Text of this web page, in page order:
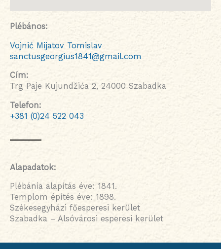
Plébános:
Vojnić Mijatov Tomislav
sanctusgeorgius1841@gmail.com
Cím:
Trg Paje Kujundžića 2, 24000 Szabadka
Telefon:
+381 (0)24 522 043
Alapadatok:
Plébánia alapítás éve: 1841.
Templom építés éve: 1898.
Székesegyházi főesperesi kerület
Szabadka – Alsóvárosi esperesi kerület